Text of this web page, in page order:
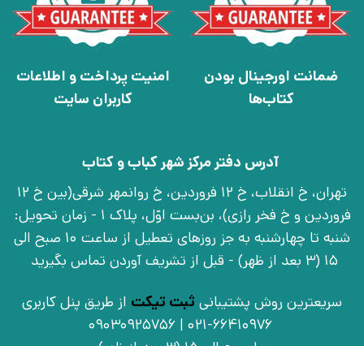
ضمانت اورجینال بودن
کتاب‌ها
امنیت پرداخت و اطلاعات
کاربران سایت
آدرس دفتر مرکز شهر کباب و کتاب
تهران، خ انقلاب، خ 12 فروردین، خ روانمهر شرقی(بین خ 12
فروردین و خ فخر رازی)، بن‌بست اوّل، پلاک 1 - زمان تحویل:
شنبه تا چهارشنبه به جز روزهای تعطیل از ساعت 10 صبح الی
15 (3 بعد از ظهر) - قبل از تشریف آوردن تماس بگیرید
سریعترین روش پشتیبانی ثبت تیکت از طریق پنل کاربری
021-66410976 | 09030925756